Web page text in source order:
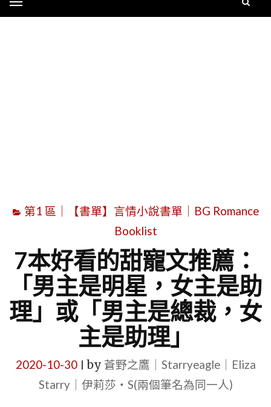
第1 區｜【書單】言情小說書單｜BG Romance
Booklist
7本好看的甜寵文推薦：
「男主是明星，女主是助
理」或「男主是總裁，女
主是助理」
2020-10-30| by 蒼野之鷹｜Starryeagle｜Eliza
Starry｜伊莉莎・S(兩個筆名為同一人)